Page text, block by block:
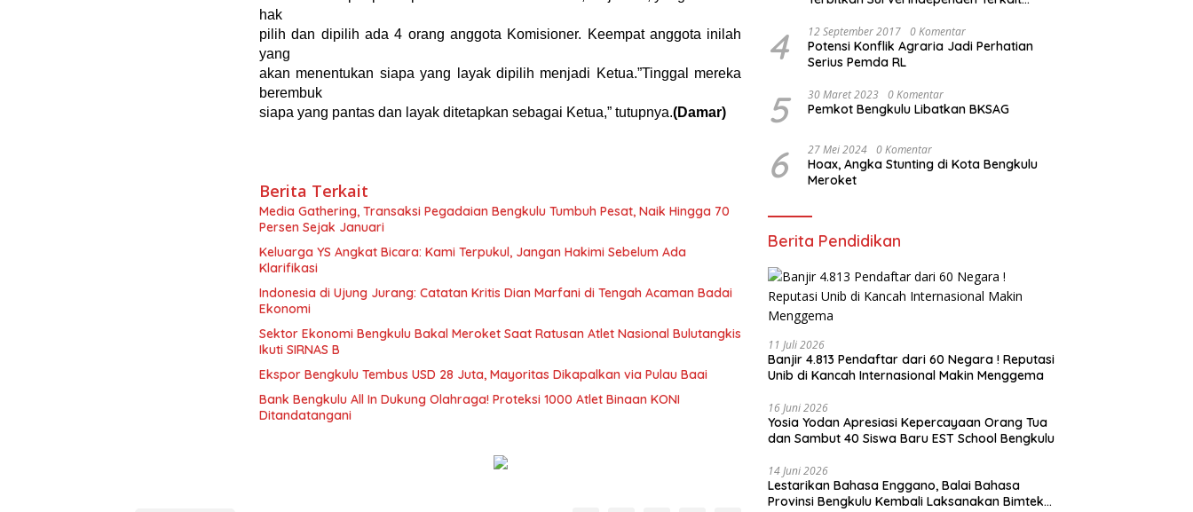
hak
pilih dan dipilih ada 4 orang anggota Komisioner. Keempat anggota inilah
yang
akan menentukan siapa yang layak dipilih menjadi Ketua.”Tinggal mereka
berembuk
siapa yang pantas dan layak ditetapkan sebagai Ketua,” tutupnya.(Damar)
Berita Terkait
Media Gathering, Transaksi Pegadaian Bengkulu Tumbuh Pesat, Naik Hingga 70
Persen Sejak Januari
Keluarga YS Angkat Bicara: Kami Terpukul, Jangan Hakimi Sebelum Ada
Klarifikasi
Indonesia di Ujung Jurang: Catatan Kritis Dian Marfani di Tengah Acaman Badai
Ekonomi
Sektor Ekonomi Bengkulu Bakal Meroket Saat Ratusan Atlet Nasional Bulutangkis
Ikuti SIRNAS B
Ekspor Bengkulu Tembus USD 28 Juta, Mayoritas Dikapalkan via Pulau Baai
Bank Bengkulu All In Dukung Olahraga! Proteksi 1000 Atlet Binaan KONI
Ditandatangani
4 12 September 2017 0 Komentar
Potensi Konflik Agraria Jadi Perhatian
Serius Pemda RL
5 30 Maret 2023 0 Komentar
Pemkot Bengkulu Libatkan BKSAG
6 27 Mei 2024 0 Komentar
Hoax, Angka Stunting di Kota Bengkulu
Meroket
Berita Pendidikan
11 Juli 2026
Banjir 4.813 Pendaftar dari 60 Negara ! Reputasi
Unib di Kancah Internasional Makin Menggema
16 Juni 2026
‎Yosia Yodan Apresiasi Kepercayaan Orang Tua
dan Sambut 40 Siswa Baru EST School Bengkulu
14 Juni 2026
Lestarikan Bahasa Enggano, Balai Bahasa
Provinsi Bengkulu Kembali Laksanakan Bimtek